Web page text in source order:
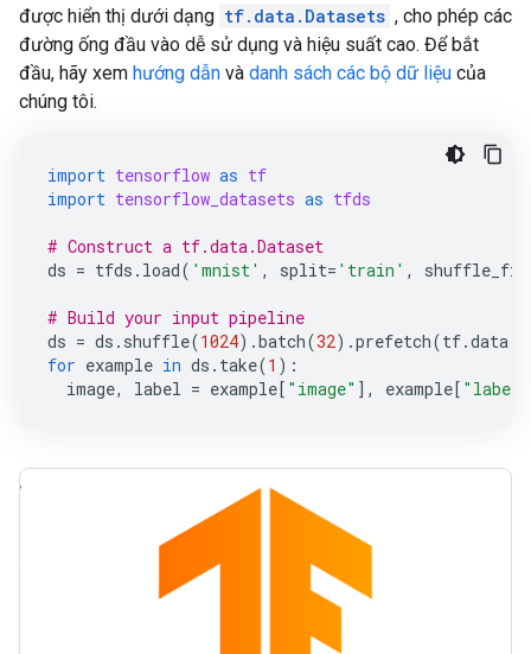
được hiển thị dưới dạng tf.data.Datasets , cho phép các
đường ống đầu vào dễ sử dụng và hiệu suất cao. Để bắt
đầu, hãy xem hướng dẫn và danh sách các bộ dữ liệu của
chúng tôi.
import tensorflow as tf
import tensorflow_datasets as tfds
# Construct a tf.data.Dataset
ds = tfds . load( 'mnist' , split= 'train' ,
# Build your input pipeline
ds = ds . shuffle(1024) .batch(32) .prefetch(tf.data
for example in ds . take(1 ):
image, label = example[ "image" ], example[ "label"